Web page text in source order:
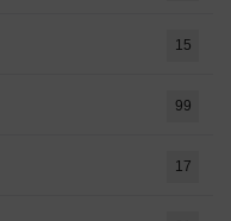
15
99
17